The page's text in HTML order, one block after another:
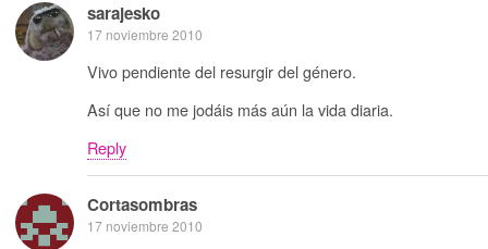
sarajesko
17 noviembre 2010
Vivo pendiente del resurgir del género.
Así que no me jodáis más aún la vida diaria.
Reply
Cortasombras
17 noviembre 2010